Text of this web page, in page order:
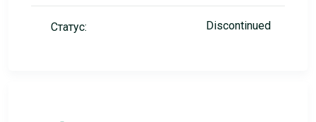
Статус: Discontinued